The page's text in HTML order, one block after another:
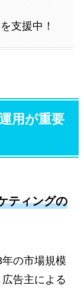
支援中！
用が重要
ティングの
の市場規模
告主による